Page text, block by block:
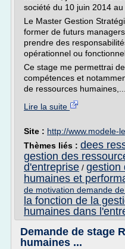
société du 10 juin 2014 au
Le Master Gestion
former de futurs
prendre des
opérationnel ou
Ce stage me permettrai
compétences et
de ressources humaines,...
Lire la suite
Site : http://www.modele-
Thèmes liés : dees
gestion des
d'entreprise / gestion
humaines et
de motivation demande
la fonction de la
humaines dans
Demande de stage
humaines ...